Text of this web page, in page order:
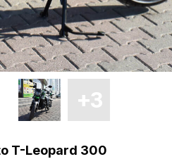
T-Leopard 300